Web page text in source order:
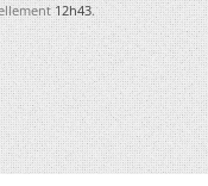
12h43.